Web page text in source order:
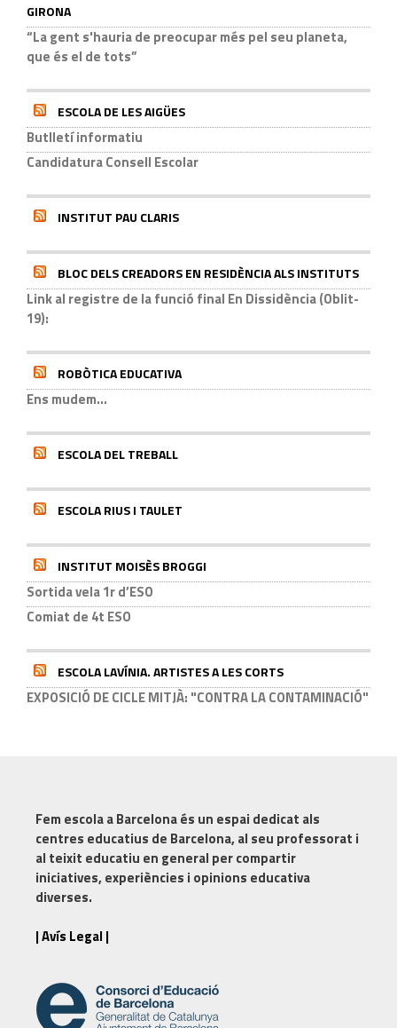
GIRONA
“La gent s'hauria de preocupar més pel seu planeta,
que és el de tots”
ESCOLA DE LES AIGÜES
Butlletí informatiu
Candidatura Consell Escolar
INSTITUT PAU CLARIS
BLOC DELS CREADORS EN RESIDÈNCIA ALS INSTITUTS
Link al registre de la funció final En Dissidència (Oblit-
19):
ROBÒTICA EDUCATIVA
Ens mudem...
ESCOLA DEL TREBALL
ESCOLA RIUS I TAULET
INSTITUT MOISÈS BROGGI
Sortida vela 1r d’ESO
Comiat de 4t ESO
ESCOLA LAVÍNIA. ARTISTES A LES CORTS
EXPOSICIÓ DE CICLE MITJÀ: "CONTRA LA CONTAMINACIÓ"
Fem escola a Barcelonaés un espai dedicat als
centres educatius de Barcelona, al seu professorat i
al teixit educatiu en general per compartir
iniciatives, experiències i opinions educativa
diverses.
| Avís Legal |